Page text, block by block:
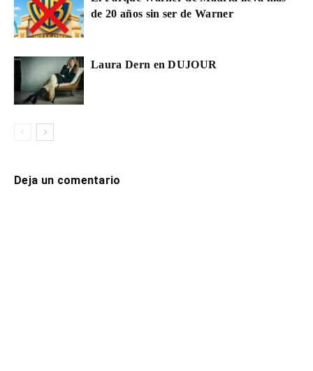
de 20 años sin ser de Warner
Laura Dern en DUJOUR
Deja un comentario